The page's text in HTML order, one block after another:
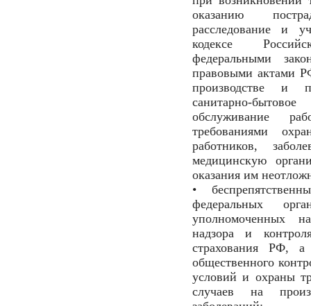
оказанию
расследование и
кодексе
федеральными
правовыми актами
производстве и
санитарно-
обслуживание
требованиями
работников,
медицинскую
оказания им
•
федеральных
уполномоченных
надзора и
страхования РФ, а
общественного
условий и охраны
случаев на